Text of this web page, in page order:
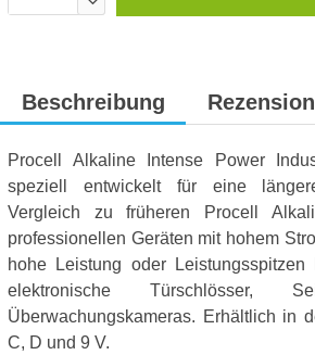
Beschreibung
Procell Alkaline Intense Power
speziell entwickelt für eine
Vergleich zu früheren Procell
professionellen Geräten mit hohem
hohe Leistung oder
elektronische Türschlösser,
Überwachungskameras. Erhältlich in
C, D und 9 V.